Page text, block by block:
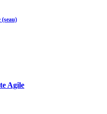
(seau)
Agile